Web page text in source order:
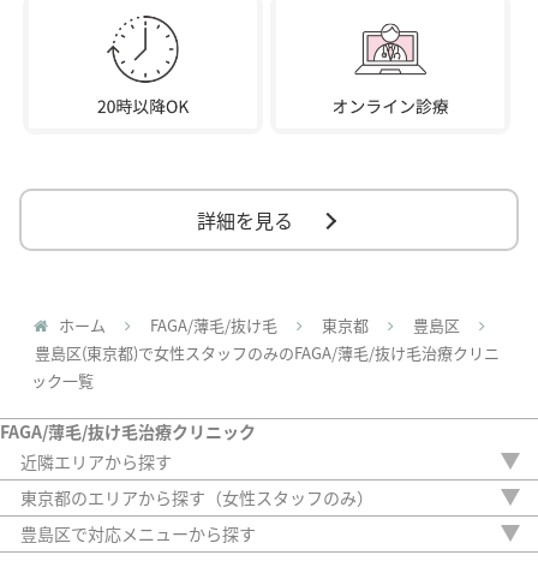
詳細を見る
ホーム FAGA/薄毛/抜け毛 東京都
豊島区
豊島区(東京都)で女性スタッフのみのFAGA/薄毛/抜け毛治療クリニ
ック一覧
FAGA/薄毛/抜け毛治療クリニック
近隣エリアから探す
茨城県
栃木県
群馬県
東京都のエリアから探す（女性スタッフのみ）
新宿区
中央区
豊島区で対応メニューから探す